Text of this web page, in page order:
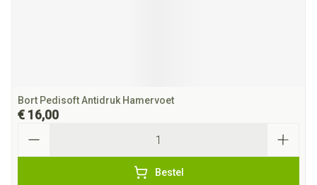
Bort Pedisoft Antidruk Hamervoet
€ 16,00
Bestel